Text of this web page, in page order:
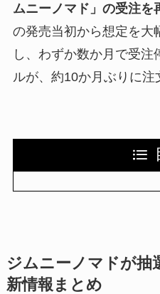
ムニーノマド」の受注を
の発売当初から想定を大
し、わずか数か月で受
ルが、約10か月ぶりに注
ジムニーノマドが抽
新情報まとめ